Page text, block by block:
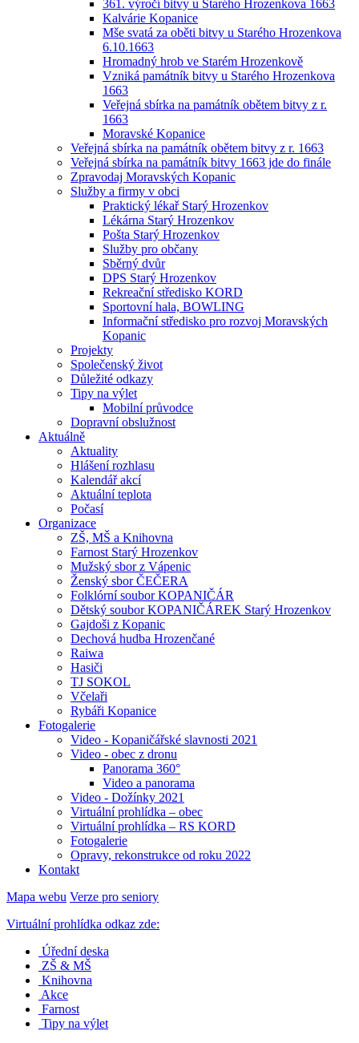
361. výročí bitvy u Starého Hrozenkova 1663
Kalvárie Kopanice
Mše svatá za oběti bitvy u Starého Hrozenkova
6.10.1663
Hromadný hrob ve Starém Hrozenkově
Vzniká památník bitvy u Starého Hrozenkova
1663
Veřejná sbírka na památník obětem bitvy z r.
1663
Moravské Kopanice
Veřejná sbírka na památník obětem bitvy z r. 1663
Veřejná sbírka na památník bitvy 1663 jde do finále
Zpravodaj Moravských Kopanic
Služby a firmy v obci
Praktický lékař Starý Hrozenkov
Lékárna Starý Hrozenkov
Pošta Starý Hrozenkov
Služby pro občany
Sběrný dvůr
DPS Starý Hrozenkov
Rekreační středisko KORD
Sportovní hala, BOWLING
Informační středisko pro rozvoj Moravských
Kopanic
Projekty
Společenský život
Důležité odkazy
Tipy na výlet
Mobilní průvodce
Dopravní obslužnost
Aktuálně
Aktuality
Hlášení rozhlasu
Kalendář akcí
Aktuální teplota
Počasí
Organizace
ZŠ, MŠ a Knihovna
Farnost Starý Hrozenkov
Mužský sbor z Vápenic
Ženský sbor ČEČERA
Folklórní soubor KOPANIČÁR
Dětský soubor KOPANIČÁREK Starý Hrozenkov
Gajdoši z Kopanic
Dechová hudba Hrozenčané
Raiwa
Hasiči
TJ SOKOL
Včelaři
Rybáři Kopanice
Fotogalerie
Video - Kopaničářské slavnosti 2021
Video - obec z dronu
Panorama 360°
Video a panorama
Video - Dožínky 2021
Virtuální prohlídka – obec
Virtuální prohlídka – RS KORD
Fotogalerie
Opravy, rekonstrukce od roku 2022
Kontakt
Mapa webu Verze pro seniory
Virtuální prohlídka odkaz zde:
Úřední deska
ZŠ & MŠ
Knihovna
Akce
Farnost
Tipy na výlet